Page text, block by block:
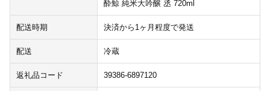
酔鯨 純米大吟醸 丞 720ml
配送時期 決済から1ヶ月程度で発送
配送 冷蔵
返礼品コード 39386-6897120